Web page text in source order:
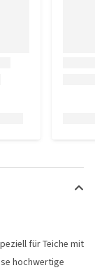
für Teiche mit
hochwertige